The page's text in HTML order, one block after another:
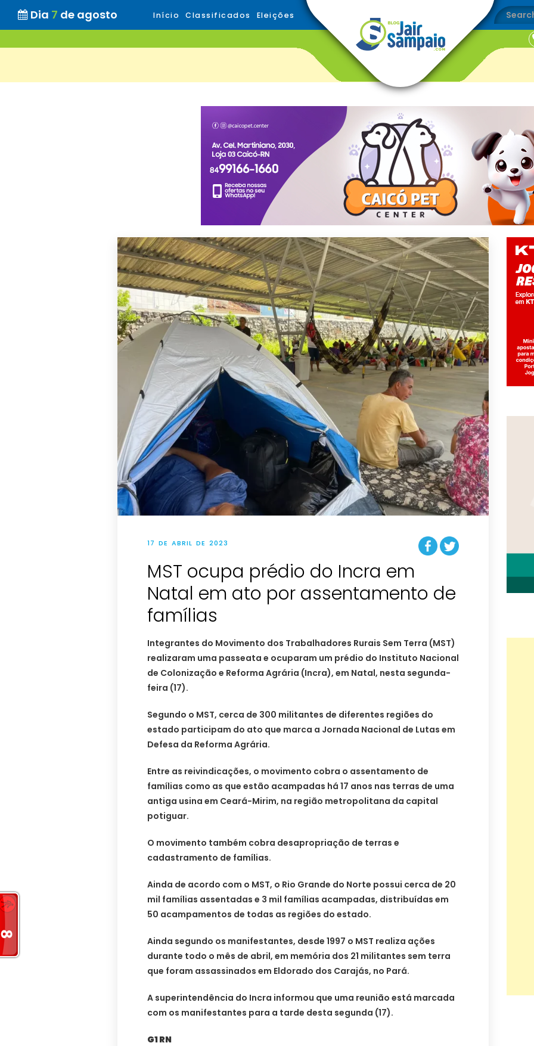
Dia 7 de agosto Início Classificados Eleições
17 DE ABRIL DE 2023
MST ocupa prédio do Incra em
Natal em ato por assentamento de
famílias
Integrantes do Movimento dos Trabalhadores Rurais Sem Terra (MST)
realizaram uma passeata e ocuparam um prédio do Instituto Nacional
de Colonização e Reforma Agrária (Incra), em Natal, nesta segunda-
feira (17).
Segundo o MST, cerca de 300 militantes de diferentes regiões do
estado participam do ato que marca a Jornada Nacional de Lutas em
Defesa da Reforma Agrária.
Entre as reivindicações, o movimento cobra o assentamento de
famílias como as que estão acampadas há 17 anos nas terras de uma
antiga usina em Ceará-Mirim, na região metropolitana da capital
potiguar.
O movimento também cobra desapropriação de terras e
cadastramento de famílias.
Ainda de acordo com o MST, o Rio Grande do Norte possui cerca de 20
mil famílias assentadas e 3 mil famílias acampadas, distribuídas em
50 acampamentos de todas as regiões do estado.
Ainda segundo os manifestantes, desde 1997 o MST realiza ações
durante todo o mês de abril, em memória dos 21 militantes sem terra
que foram assassinados em Eldorado dos Carajás, no Pará.
A superintendência do Incra informou que uma reunião está marcada
com os manifestantes para a tarde desta segunda (17).
G1 RN